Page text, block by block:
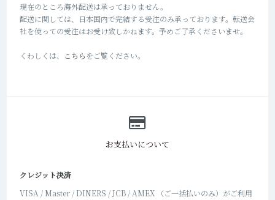
現在のところ海外配送は承っておりません。
配送に関しては、日本国内で完結する受注のみ承っております。転送会
社を使っての受注はお受け致しかねます。予めご了承くださいませ。
くわしくは、 こちらをご覧ください。
お支払いについて
クレジット決済
VISA / Master / DINERS / JCB / AMEX （ご一括払いのみ）がご利用